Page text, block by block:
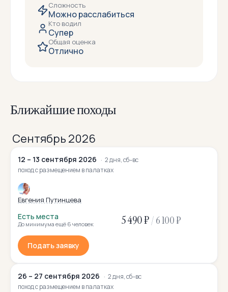
Сложность
Можно расслабиться
Кто водил
Супер
Общая оценка
Отлично
Ближайшие походы
Сентябрь 2026
12 – 13 сентября 2026
2 дня, сб–вс
поход с размещением в палатках
Евгения Путинцева
Есть места
До минимума ещё 6 человек 5 490 ₽/6 100 ₽
Подать заявку
26 – 27 сентября 2026
2 дня, сб–вс
поход с размещением в палатках